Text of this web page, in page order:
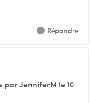
Répondre
JenniferM le 10